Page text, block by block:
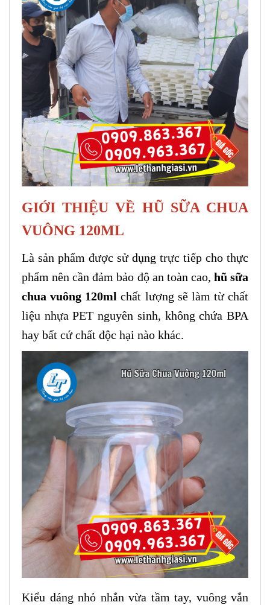
GIỚI THIỆU VỀ HŨ SỮA CHUA
VUÔNG 120ML
Là sản phẩm được sử dụng trực tiếp cho thực
phẩm nên cần đảm bảo độ an toàn cao, hũ sữa
chua vuông 120mlchất lượng sẽ làm từ chất
liệu nhựa PET nguyên sinh, không chứa BPA
hay bất cứ chất độc hại nào khác.
Kiểu dáng nhỏ nhắn vừa tầm tay, vuông vắn